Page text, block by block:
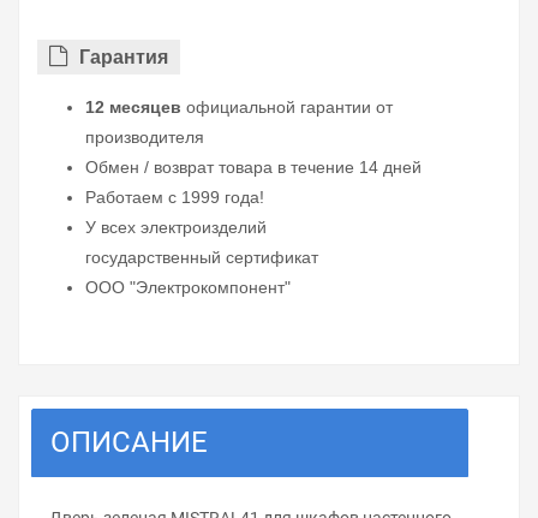
Гарантия
12 месяцев официальной гарантии от
производителя
Обмен / возврат товара в течение 14 дней
Работаем с 1999 года!
У всех электроизделий
государственный сертификат
ООО "Электрокомпонент"
ОПИСАНИЕ